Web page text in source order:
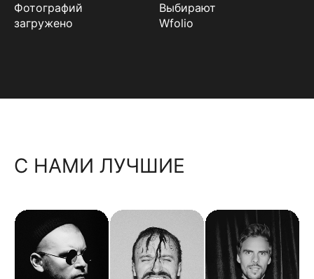
Фотографий
загружено
Выбирают
Wfolio
С НАМИ ЛУЧШИЕ